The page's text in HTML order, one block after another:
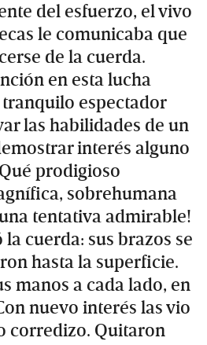
del esfuerzo, el vivo
le comunicaba que
de la cuerda.
en esta lucha
espectador
las habilidades de un
interés alguno
prodigioso
sobrehumana
tentativa admirable!
la cuerda: sus brazos se
hasta la superficie.
manos a cada lado, en
nuevo interés las vio
corredizo. Quitaron